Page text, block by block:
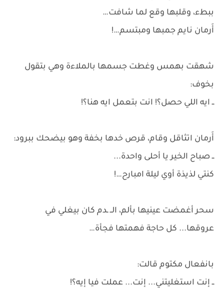
ببطء، وقلبها وقع لما شافت…
أَرمان نايم جمبها ومبتسم…!
شهقت بهمس وغطت جسمها بالملاءة وهي بتقول
بخوف:
ــ ايه اللي حصل؟! انت بتعمل ايه هنا؟!
أَرمان اتثاقل وقام، قرص خدها بخفة وهو بيضحك ببرود:
ــ صباح الخير يا أحلى واحدة...
كنتي لذيذة أوي ليلة امبارح…!
سحر أغمضت عينيها بألم، الــ ـدم كان بيغلي في
عروقها... كل حاجة فهمتها فجأة…
بانفعال مكتوم قالت:
ــ إنت استغليتني... إنت... عملت فيا إيه؟!